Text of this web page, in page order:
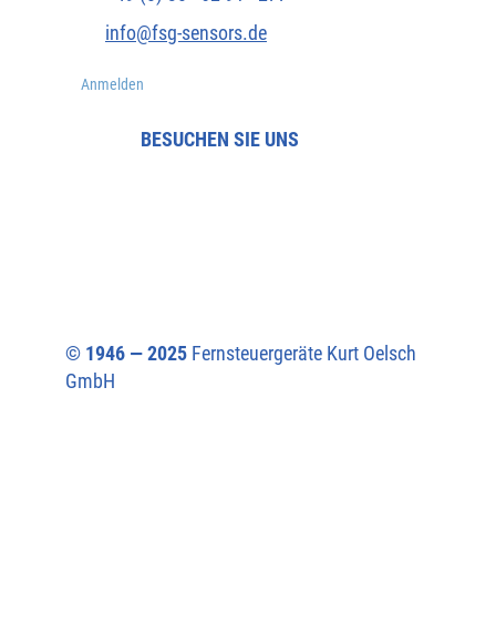
info@fsg-sensors.de
Anmelden
© 1946 — 2025 Fernsteuergeräte Kurt Oelsch
GmbH​
BESUCHEN SIE UNS